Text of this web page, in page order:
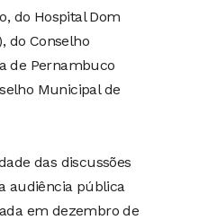
do Hospital Dom
do Conselho
de Pernambuco
Municipal de
das discussões
audiência pública
em dezembro de